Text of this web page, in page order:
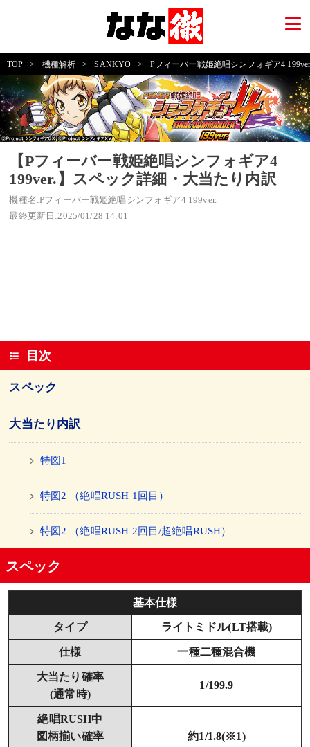
TOP > 機種解析 > SANKYO > Pフィーバー戦姫絶唱シンフォギア4
【Pフィーバー戦姫絶唱シンフォギア4
199ver.】スペック詳細・大当たり内訳
機種名:Pフィーバー戦姫絶唱シンフォギア4 199ver.
最終更新日:2025/01/28 14:01
目次
スペック
大当たり内訳
特図1
特図2 （絶唱RUSH 1回目）
特図2 （絶唱RUSH 2回目/超絶唱RUSH）
スペック
基本仕様
タイプ ライトミドル(LT搭載)
仕様 一種二種混合機
大当たり確率
(通常時)
1/199.9
絶唱RUSH中
図柄揃い確率
約1/1.8(※1)